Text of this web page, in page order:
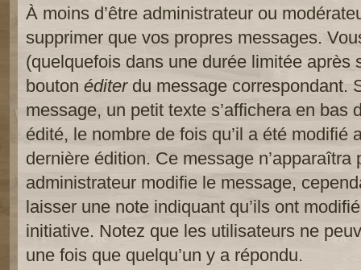
À moins d’être administrateur ou
supprimer que vos propres messages.
(quelquefois dans une durée limitée après
bouton éditerdu message correspondant.
message, un petit texte s’affichera en bas
édité, le nombre de fois qu’il a été modifié
dernière édition. Ce message
administrateur modifie le message,
laisser une note indiquant qu’ils ont
initiative. Notez que les utilisateurs ne
une fois que quelqu’un y a répondu.